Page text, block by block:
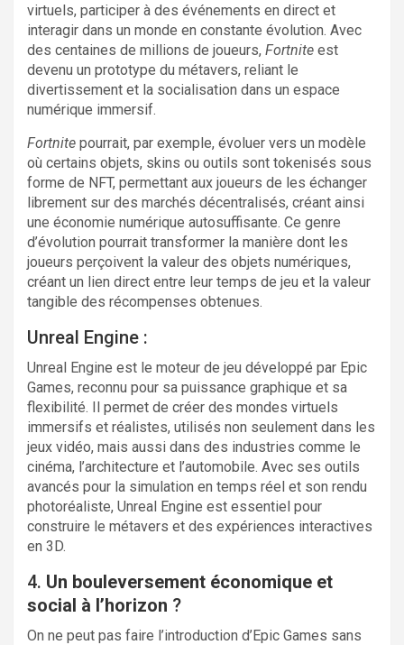
virtuels, participer à des événements en direct et
interagir dans un monde en constante évolution. Avec
des centaines de millions de joueurs, Fortnite est
devenu un prototype du métavers, reliant le
divertissement et la socialisation dans un espace
numérique immersif.
Fortnite pourrait, par exemple, évoluer vers un modèle
où certains objets, skins ou outils sont tokenisés sous
forme de NFT, permettant aux joueurs de les échanger
librement sur des marchés décentralisés, créant ainsi
une économie numérique autosuffisante. Ce genre
d’évolution pourrait transformer la manière dont les
joueurs perçoivent la valeur des objets numériques,
créant un lien direct entre leur temps de jeu et la valeur
tangible des récompenses obtenues.
Unreal Engine :
Unreal Engine est le moteur de jeu développé par Epic
Games, reconnu pour sa puissance graphique et sa
flexibilité. Il permet de créer des mondes virtuels
immersifs et réalistes, utilisés non seulement dans les
jeux vidéo, mais aussi dans des industries comme le
cinéma, l’architecture et l’automobile. Avec ses outils
avancés pour la simulation en temps réel et son rendu
photoréaliste, Unreal Engine est essentiel pour
construire le métavers et des expériences interactives
en 3D.
4. Un bouleversement économique et
social à l’horizon ?
On ne peut pas faire l’introduction d’Epic Games sans